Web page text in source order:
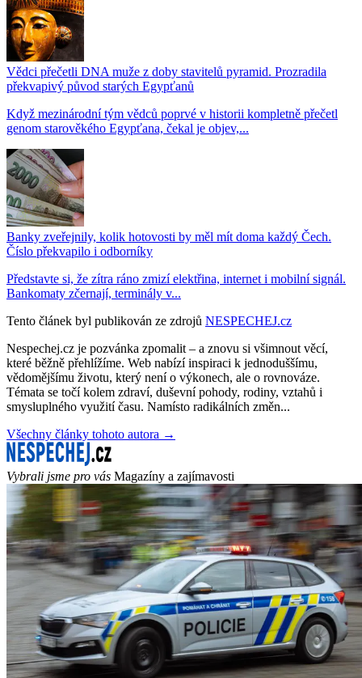
Vědci přečetli DNA muže z doby stavitelů pyramid. Prozradila
překvapivý původ starých Egypťanů
Když mezinárodní tým vědců poprvé v historii kompletně přečetl
genom starověkého Egypťana, čekal je objev,...
Banky zveřejnily, kolik hotovosti by měl mít doma každý Čech.
Číslo překvapilo i odborníky
Představte si, že zítra ráno zmizí elektřina, internet i mobilní signál.
Bankomaty zčernají, terminály v...
Tento článek byl publikován ze zdrojů NESPECHEJ.cz
Nespechej.cz je pozvánka zpomalit – a znovu si všimnout věcí,
které běžně přehlížíme. Web nabízí inspiraci k jednoduššímu,
vědomějšímu životu, který není o výkonech, ale o rovnováze.
Témata se točí kolem zdraví, duševní pohody, rodiny, vztahů i
smysluplného využití času. Namísto radikálních změn...
Všechny články tohoto autora →
Vybrali jsme pro vás Magazíny a zajímavosti